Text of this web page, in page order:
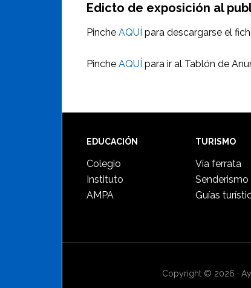
Edicto de exposición al
Pinche AQUÍ para descargarse el
Pinche AQUÍ para ir al Tablón de
Footer
EDUCACIÓN
Colegio
Instituto
AMPA
TURISMO
Vía ferrata
Senderismo
Guías
Copyright © 2026 ·